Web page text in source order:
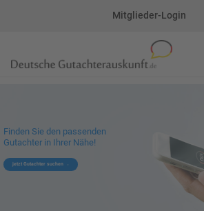
Mitglieder-Login
Finden Sie den passenden
Gutachter in Ihrer Nähe!
jetzt Gutachter suchen